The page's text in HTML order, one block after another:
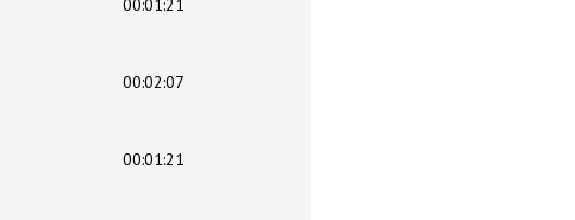
00:01:21
00:02:07
00:01:21